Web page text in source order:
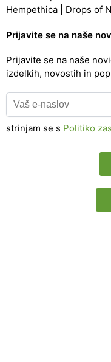
Prijavite se na naše
Prijavite se na naše
izdelkih, novostih in
strinjam se s Politiko